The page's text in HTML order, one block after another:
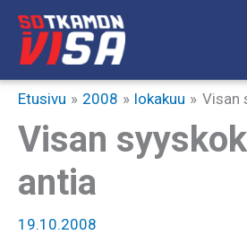
Siirry
sisältöön
Etusivu 2008 lokakuu Visan
Visan
antia
19.10.2008